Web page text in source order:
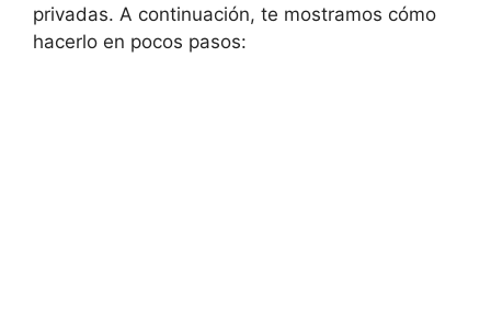
privadas. A continuación, te mostramos cómo
hacerlo en pocos pasos: